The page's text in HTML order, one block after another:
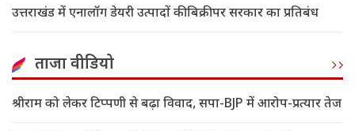
उत्तराखंड में एनालॉग डेयरी उत्पादों की बिक्री पर सरकार का प्रतिबंध
ताजा वीडियो
श्रीराम को लेकर टिप्पणी से बढ़ा विवाद, सपा-BJP में आरोप-प्रत्यार तेज